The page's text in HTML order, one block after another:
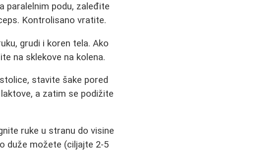
paralelnim podu, zaleđite
Kontrolisano vratite.
grudi i koren tela. Ako
na sklekove na kolena.
stavite šake pored
a zatim se podižite
ruke u stranu do visine
duže možete (ciljajte 2-5